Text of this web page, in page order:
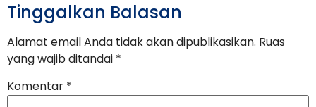
Tinggalkan Balasan
Alamat email Anda tidak akan dipublikasikan. Ruas
yang wajib ditandai *
Komentar *